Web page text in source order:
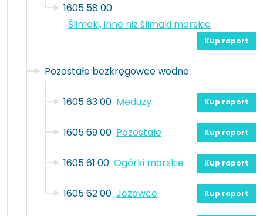
1605 58 00
Ślimaki, inne niż ślimaki morskie
Kup raport
Pozostałe bezkręgowce wodne
1605 63 00 Meduzy Kup raport
1605 69 00 Pozostałe Kup raport
1605 61 00 Ogórki morskie Kup raport
1605 62 00 Jeżowce Kup raport